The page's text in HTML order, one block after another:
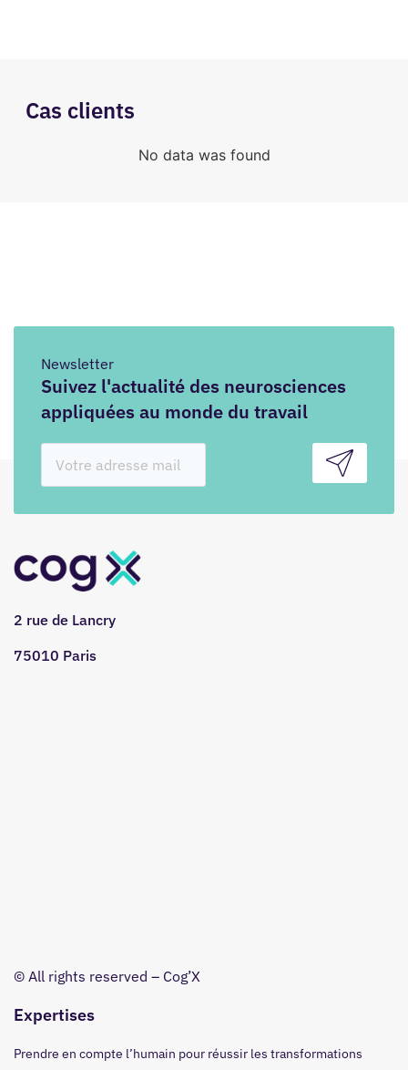
Cas clients
No data was found
Newsletter
Suivez l'actualité des neurosciences
appliquées au monde du travail
2 rue de Lancry
75010 Paris
© All rights reserved – Cog’X
Expertises
Prendre en compte l’humain pour réussir les transformations